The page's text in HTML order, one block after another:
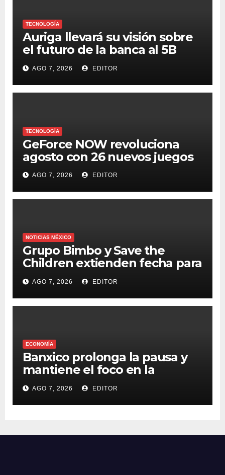
TECNOLOGÍA
Auriga llevará su visión sobre
el futuro de la banca al 5B
Digital Summit 2026
AGO 7, 2026 EDITOR
TECNOLOGÍA
GeForce NOW revoluciona
agosto con 26 nuevos juegos
AGO 7, 2026 EDITOR
NOTICIAS MÉXICO
Grupo Bimbo y Save the
Children extienden fecha para
apoyar a damnificados de
Venezuela
AGO 7, 2026 EDITOR
ECONOMÍA
Banxico prolonga la pausa y
mantiene el foco en la
inflación
AGO 7, 2026 EDITOR